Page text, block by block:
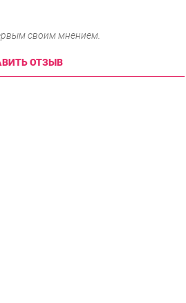
своим мнением.
ОТЗЫВ